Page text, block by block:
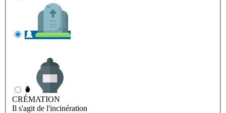
CRÉMATION
Il s'agit de l'incinération